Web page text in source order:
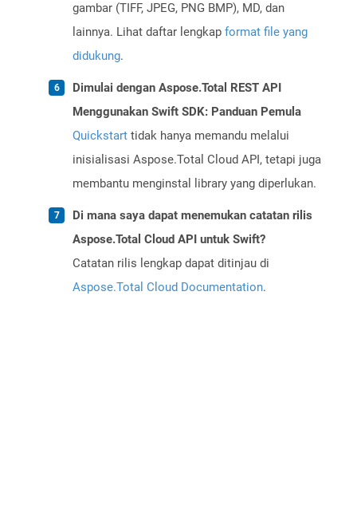
gambar (TIFF, JPEG, PNG BMP), MD, dan
lainnya. Lihat daftar lengkap format file yang
didukung.
Dimulai dengan Aspose.Total REST API
Menggunakan Swift SDK: Panduan Pemula
Quickstart tidak hanya memandu melalui
inisialisasi Aspose.Total Cloud API, tetapi juga
membantu menginstal library yang diperlukan.
Di mana saya dapat menemukan catatan rilis
Aspose.Total Cloud API untuk Swift?
Catatan rilis lengkap dapat ditinjau di
Aspose.Total Cloud Documentation.